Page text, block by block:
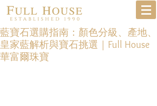
藍寶石選購指南：顏色分級、產地、
皇家藍解析與寶石挑選｜Full House
華富爾珠寶